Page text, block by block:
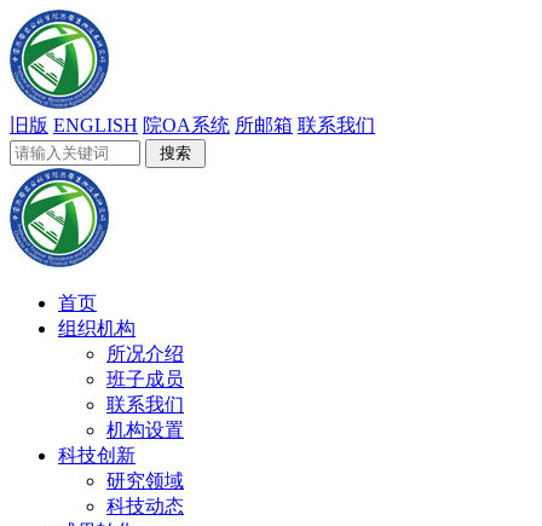
旧版 ENGLISH 院OA系统 所邮箱 联系我们
首页
组织机构
所况介绍
班子成员
联系我们
机构设置
科技创新
研究领域
科技动态